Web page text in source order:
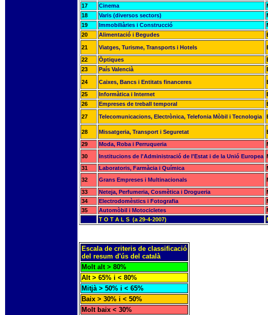
17
Cinema
18
Varis (diversos sectors)
19
Immobiliàries i Construcció
20
Alimentació i Begudes
21 Viatges, Turisme, Transports i Hotels
22
Òptiques
23
País Valencià
24 Caixes, Bancs i Entitats financeres
25
Informàtica i Internet
26
Empreses de treball temporal
27 Telecomunicacions, Electrònica, Telefonia Mòbil i Tecnologia
28 Missatgeria, Transport i Seguretat
29
Moda, Roba i Perruqueria
30
Institucions de l'Administració de l'Estat i de la Unió Europea
31
Laboratoris, Farmàcia i Química
32
Grans Empreses i Multinacionals
33
Neteja, Perfumeria, Cosmètica i Drogueria
34
Electrodomèstics i Fotografia
35
Automòbil i Motocicletes
T O T A L S (a 29-4-2007)
Escala de criteris de classificació
del resum d'ús del català
Molt alt > 80%
Alt > 65% i < 80%
Mitjà > 50% i < 65%
Baix > 30% i < 50%
Molt baix < 30%